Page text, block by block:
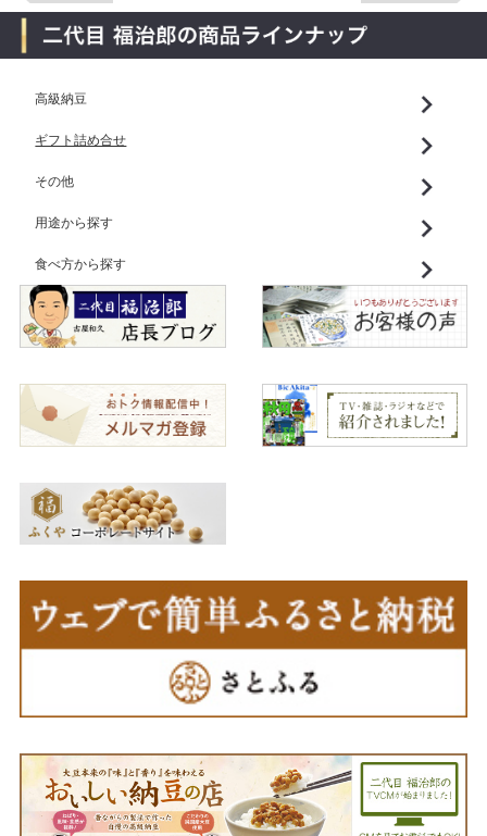
高級納豆
ギフト詰め合せ
その他
用途から探す
食べ方から探す